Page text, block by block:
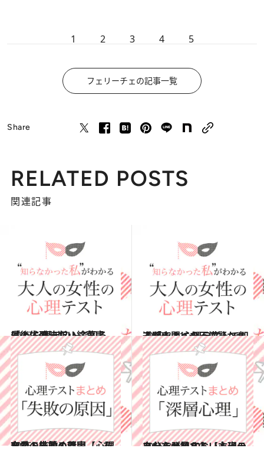
1 2 3 4 5
フェリーチェの記事一覧
Share
RELATED POSTS
関連記事
2017.5.6
最後に残したい絵葉書は？ 心理テストで知る「人生の決断」
占い 2017.3.31
透明人間になって驚かせるなら？ 心理テストで知る「恋人への不満」
占い
2015.12.30
恋愛・結婚・仕事……あなたの失敗の原因【心理テストまとめ7】
占い 2015.8.21
あなたが知らない本当の自分を発見する【心理テストまとめ10】
占い